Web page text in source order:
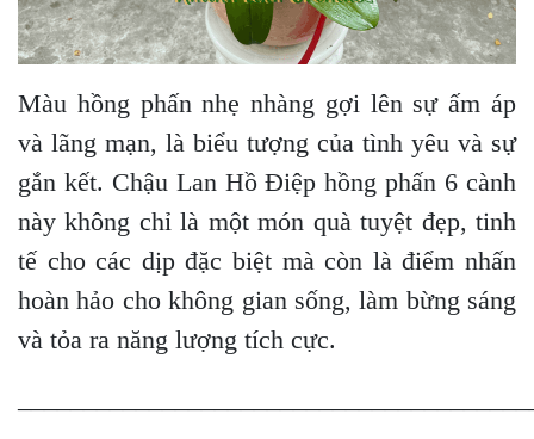
Màu hồng phấn nhẹ nhàng gợi lên sự ấm áp
và lãng mạn, là biểu tượng của tình yêu và sự
gắn kết. Chậu Lan Hồ Điệp hồng phấn 6 cành
này không chỉ là một món quà tuyệt đẹp, tinh
tế cho các dịp đặc biệt mà còn là điểm nhấn
hoàn hảo cho không gian sống, làm bừng sáng
và tỏa ra năng lượng tích cực.